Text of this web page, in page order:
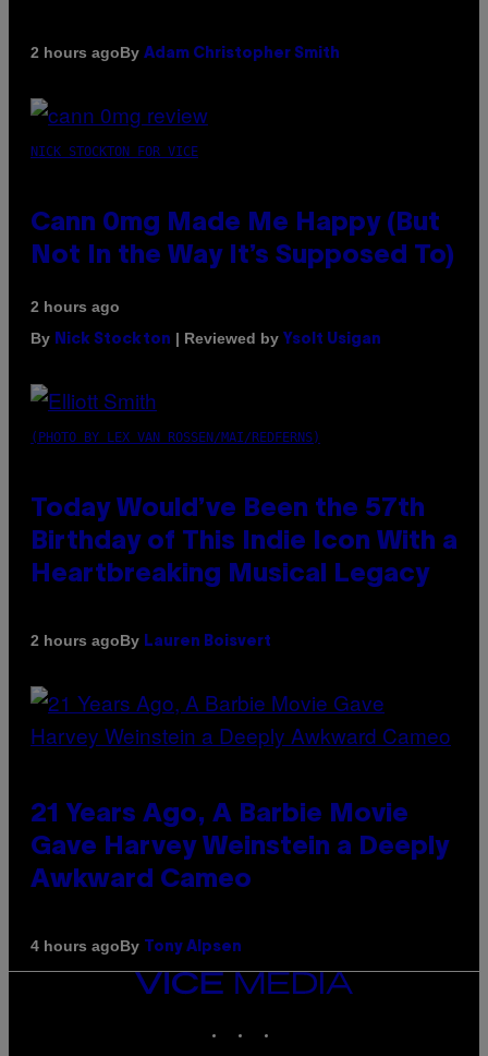
2 hours agoBy Adam Christopher Smith
NICK STOCKTON FOR VICE
Cann 0mg Made Me Happy (But
Not In the Way It’s Supposed To)
2 hours ago
By Nick Stockton | Reviewed by Ysolt Usigan
(PHOTO BY LEX VAN ROSSEN/MAI/REDFERNS)
Today Would’ve Been the 57th
Birthday of This Indie Icon With a
Heartbreaking Musical Legacy
2 hours agoBy Lauren Boisvert
21 Years Ago, A Barbie Movie
Gave Harvey Weinstein a Deeply
Awkward Cameo
4 hours agoBy Tony Alpsen
VICE
MEDIA